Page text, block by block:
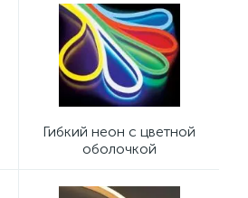
Гибкий неон с цветной
оболочкой